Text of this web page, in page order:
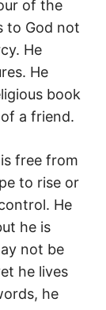
of the
to God not
He
He
book
a friend.
free from
to rise or
He
he is
not be
he lives
he